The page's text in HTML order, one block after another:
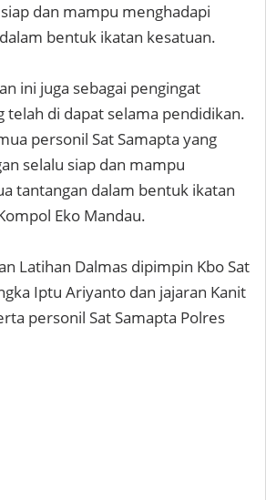
dan mampu menghadapi
bentuk ikatan kesatuan.
ini juga sebagai pengingat
telah di dapat selama pendidikan.
personil Sat Samapta yang
selalu siap dan mampu
tantangan dalam bentuk ikatan
Eko Mandau.
Latihan Dalmas dipimpin Kbo Sat
Iptu Ariyanto dan jajaran Kanit
personil Sat Samapta Polres